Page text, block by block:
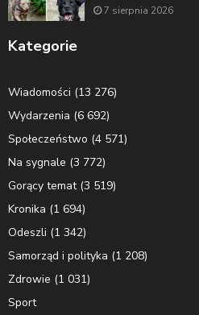
7 sierpnia 2026
Kategorie
Wiadomości (13 276)
Wydarzenia (6 692)
Społeczeństwo (4 571)
Na sygnale (3 772)
Gorący temat(3 519)
Kronika (1 694)
Odeszli (1 342)
Samorząd i polityka (1 208)
Zdrowie (1 031)
Sport